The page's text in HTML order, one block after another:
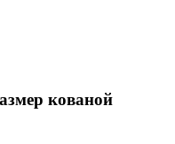
кованой